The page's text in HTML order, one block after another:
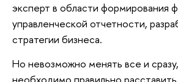
эксперт в области формирования
управленческой отчетности,
стратегии бизнеса.
Но невозможно менять все и